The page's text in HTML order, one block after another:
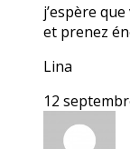
j’espère
et prenez
Lina
12